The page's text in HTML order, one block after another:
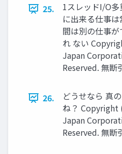
25.
1スレッドI/O多
に出来る仕事
間は別の仕事
れ ない
Japan
Reserved. 無断
26.
どうせなら 真
ね？ Copyright
Japan
Reserved. 無断